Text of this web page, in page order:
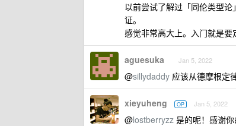
以前尝试了解过「同伦类型
证。
感觉非常高大上。入门就是要
aguesuka Jan 5, 2022
@sillydaddy 应该从德摩根定
xieyuheng OP Jan 5, 2022
@lostberryzz 是的呢！感谢